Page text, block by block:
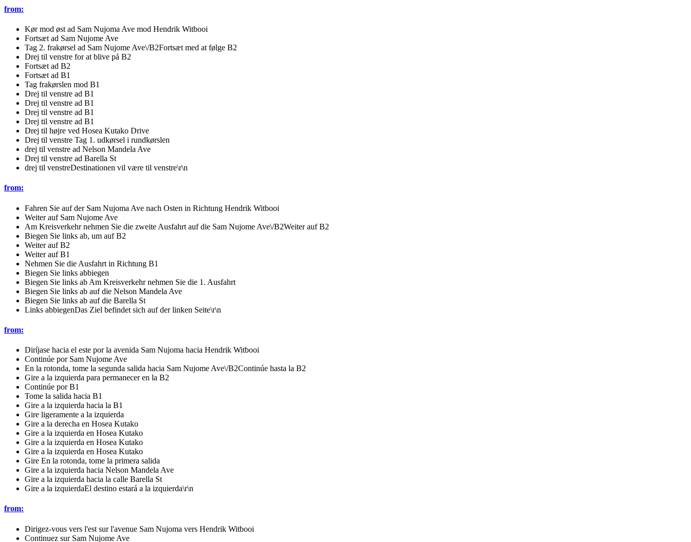
from:
Kør mod øst ad Sam Nujoma Ave mod Hendrik Witbooi
Fortsæt ad Sam Nujome Ave
Tag 2. frakørsel ad Sam Nujome Ave\/B2Fortsæt med at følge B2
Drej til venstre for at blive på B2
Fortsæt ad B2
Fortsæt ad B1
Tag frakørslen mod B1
Drej til venstre ad B1
Drej til venstre ad B1
Drej til venstre ad B1
Drej til venstre ad B1
Drej til højre ved Hosea Kutako Drive
Drej til venstre Tag 1. udkørsel i rundkørslen
drej til venstre ad Nelson Mandela Ave
Drej til venstre ad Barella St
drej til venstreDestinationen vil være til venstre\r\n
from:
Fahren Sie auf der Sam Nujoma Ave nach Osten in Richtung Hendrik Witbooi
Weiter auf Sam Nujome Ave
Am Kreisverkehr nehmen Sie die zweite Ausfahrt auf die Sam Nujome Ave\/B2Weiter auf B2
Biegen Sie links ab, um auf B2
Weiter auf B2
Weiter auf B1
Nehmen Sie die Ausfahrt in Richtung B1
Biegen Sie links abbiegen
Biegen Sie links ab Am Kreisverkehr nehmen Sie die 1. Ausfahrt
Biegen Sie links ab auf die Nelson Mandela Ave
Biegen Sie links ab auf die Barella St
Links abbiegenDas Ziel befindet sich auf der linken Seite\r\n
from:
Diríjase hacia el este por la avenida Sam Nujoma hacia Hendrik Witbooi
Continúe por Sam Nujome Ave
En la rotonda, tome la segunda salida hacia Sam Nujome Ave\/B2Continúe hasta la B2
Gire a la izquierda para permanecer en la B2
Continúe por B1
Tome la salida hacia B1
Gire a la izquierda hacia la B1
Gire ligeramente a la izquierda
Gire a la derecha en Hosea Kutako
Gire a la izquierda en Hosea Kutako
Gire a la izquierda en Hosea Kutako
Gire a la izquierda en Hosea Kutako
Gire En la rotonda, tome la primera salida
Gire a la izquierda hacia Nelson Mandela Ave
Gire a la izquierda hacia la calle Barella St
Gire a la izquierdaEl destino estará a la izquierda\r\n
from:
Dirigez-vous vers l'est sur l'avenue Sam Nujoma vers Hendrik Witbooi
Continuez sur Sam Nujome Ave